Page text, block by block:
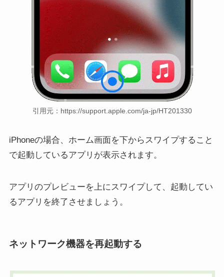
引用元：https://support.apple.com/ja-jp/HT201330
iPhoneの場合、ホーム画面を下からスワイプすること
で起動しているアプリが表示されます。
アプリのプレビューを上にスワイプして、起動してい
るアプリを終了させましょう。
ネットワーク機器を再起動する